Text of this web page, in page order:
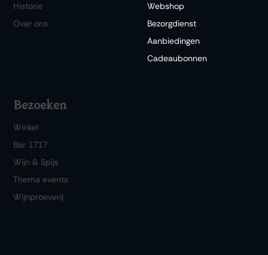
Historie
Over ons
Webshop
Bezorgdienst
Aanbiedingen
Cadeaubonnen
Bezoeken
Winkel
Bar 1717
Wijn & Spijs
Thema events
Wijnproeverij